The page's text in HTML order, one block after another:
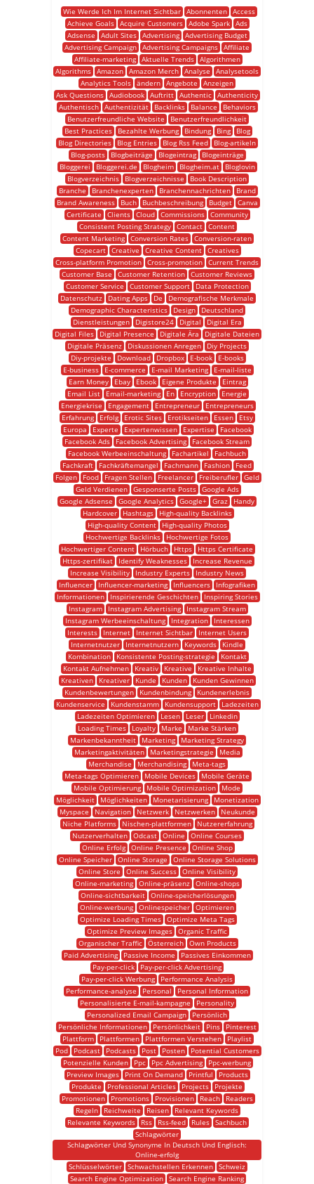
Wie Werde Ich Im Internet Sichtbar Abonnenten
Access
Achieve Goals
Acquire Customers Adobe Spark
Ads
Adsense
Adult Sites Advertising
Advertising Budget
Advertising Campaign Advertising Campaigns Affiliate
Affiliate-marketing
Aktuelle Trends
Algorithmen
Algorithms Amazon Amazon Merch Analyse
Analysetools
Analytics Tools ändern Angebote
Anzeigen
Ask Questions Audiobook Auftritt Authentic Authenticity
Authentisch
Authentizität Backlinks Balance
Behaviors
Benutzerfreundliche Website
Benutzerfreundlichkeit
Best Practices
Bezahlte Werbung Bindung Bing
Blog
Blog Directories
Blog Entries Blog Rss Feed
Blog-artikeln
Blog-posts
Blogbeiträge Blogeintrag
Blogeinträge
Bloggerei
Bloggerei.de Blogheim Blogheim.at
Bloglovin
Blogverzeichnis
Blogverzeichnisse
Book Description
Branche
Branchenexperten Branchennachrichten
Brand
Brand Awareness
Buch Buchbeschreibung Budget
Canva
Certificate
Clients Cloud Commissions
Community
Consistent Posting Strategy Contact Content
Content Marketing Conversion Rates Conversion-raten
Copecart
Creative Creative Content
Creatives
Cross-platform Promotion Cross-promotion Current Trends
Customer Base
Customer Retention Customer Reviews
Customer Service
Customer Support
Data Protection
Datenschutz
Dating Apps De
Demografische Merkmale
Demographic Characteristics
Design
Deutschland
Dienstleistungen
Digistore24 Digital
Digital Era
Digital Files
Digital Presence Digitale Ära
Digitale Dateien
Digitale Präsenz
Diskussionen Anregen
Diy Projects
Diy-projekte
Download Dropbox E-book
E-books
E-business
E-commerce E-mail Marketing
E-mail-liste
Earn Money
Ebay Ebook Eigene Produkte
Eintrag
Email List
Email-marketing En Encryption
Energie
Energiekrise
Engagement Entrepreneur
Entrepreneurs
Erfahrung
Erfolg Erotic Sites Erotikseiten Essen
Etsy
Europa
Experte Expertenwissen Expertise
Facebook
Facebook Ads
Facebook Advertising
Facebook Stream
Facebook Werbeeinschaltung
Fachartikel
Fachbuch
Fachkraft
Fachkräftemangel Fachmann Fashion
Feed
Folgen
Food Fragen Stellen Freelancer Freiberufler
Geld
Geld Verdienen
Gesponserte Posts
Google Ads
Google Adsense
Google Analytics Google+ Graz
Handy
Hardcover
Hashtags
High-quality Backlinks
High-quality Content
High-quality Photos
Hochwertige Backlinks
Hochwertige Fotos
Hochwertiger Content
Hörbuch Https
Https Certificate
Https-zertifikat
Identify Weaknesses
Increase Revenue
Increase Visibility
Industry Experts
Industry News
Influencer
Influencer-marketing Influencers
Infografiken
Informationen
Inspirierende Geschichten
Inspiring Stories
Instagram
Instagram Advertising
Instagram Stream
Instagram Werbeeinschaltung
Integration
Interessen
Interests
Internet Internet Sichtbar
Internet Users
Internetnutzer
Internetnutzern Keywords
Kindle
Kombination
Konsistente Posting-strategie
Kontakt
Kontakt Aufnehmen
Kreativ Kreative
Kreative Inhalte
Kreativen
Kreativer Kunde Kunden
Kunden Gewinnen
Kundenbewertungen
Kundenbindung
Kundenerlebnis
Kundenservice
Kundenstamm Kundensupport
Ladezeiten
Ladezeiten Optimieren
Lesen Leser
Linkedin
Loading Times
Loyalty Marke
Marke Stärken
Markenbekanntheit
Marketing
Marketing Strategy
Marketingaktivitäten
Marketingstrategie
Media
Merchandise
Merchandising
Meta-tags
Meta-tags Optimieren
Mobile Devices
Mobile Geräte
Mobile Optimierung
Mobile Optimization
Mode
Möglichkeit
Möglichkeiten Monetarisierung
Monetization
Myspace
Navigation Netzwerk Netzwerken
Neukunde
Niche Platforms
Nischen-plattformen
Nutzererfahrung
Nutzerverhalten Odcast Online
Online Courses
Online Erfolg
Online Presence
Online Shop
Online Speicher
Online Storage
Online Storage Solutions
Online Store
Online Success Online Visibility
Online-marketing
Online-präsenz
Online-shops
Online-sichtbarkeit
Online-speicherlösungen
Online-werbung Onlinespeicher Optimieren
Optimize Loading Times
Optimize Meta Tags
Optimize Preview Images Organic Traffic
Organischer Traffic
Österreich
Own Products
Paid Advertising
Passive Income
Passives Einkommen
Pay-per-click
Pay-per-click Advertising
Pay-per-click Werbung
Performance Analysis
Performance-analyse
Personal
Personal Information
Personalisierte E-mail-kampagne
Personality
Personalized Email Campaign
Persönlich
Persönliche Informationen
Persönlichkeit Pins
Pinterest
Plattform
Plattformen Plattformen Verstehen
Playlist
Pod
Podcast Podcasts Post Posten
Potential Customers
Potenzielle Kunden
Ppc Ppc Advertising
Ppc-werbung
Preview Images
Print On Demand Printful
Products
Produkte
Professional Articles Projects
Projekte
Promotionen
Promotions Provisionen Reach
Readers
Regeln
Reichweite Reisen
Relevant Keywords
Relevante Keywords
Rss Rss-feed Rules Sachbuch
Schlagwörter
Schlagwörter Und Synonyme In Deutsch Und Englisch:
Online-erfolg
Schlüsselwörter Schwachstellen Erkennen Schweiz
Search Engine Optimization Search Engine Ranking